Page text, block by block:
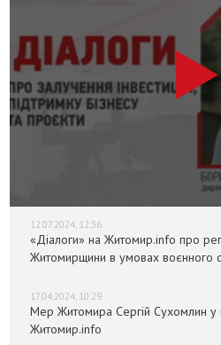
12.07.2024, 12:36
«Діалоги» на Житомир.info про
Житомирщини в умовах воєнного
17.04.2024, 10:29
Мер Житомира Сергій Сухомлин у
Житомир.info